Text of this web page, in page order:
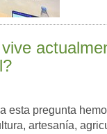
esta pregunta
artesanía,